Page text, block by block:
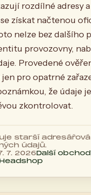
rozdílné adresy a
získat načtenou
nelze bez dalšího
provozovny,
Provedené
pro opatrné
že údaje
zkontrolovat.
starší
údajů.
7. 2026Další